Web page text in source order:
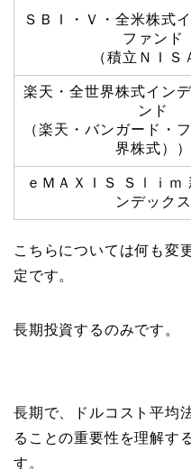
ＳＢＩ・Ｖ・全米株式
ファンド
（積立ＮＩＳ
楽天・全世界株式イン
ンド
（楽天・バンガード・
界株式））
ｅＭＡＸＩＳ Ｓｌｉｍ
ンデックス
こちらについては何も変
定です。
長期投資するのみです。
長期で、ドルコスト平均
ることの重要性を理解す
す。